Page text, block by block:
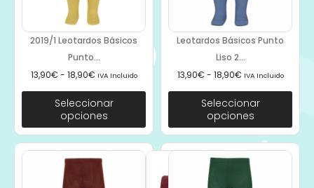
2019/1 Leotardos Básicos
Punto...
13,90€ - 18,90€ IVA Incluido
Seleccionar
opciones
Leotardos Básicos Punto
Liso 2...
13,90€ - 18,90€ IVA Incluido
Seleccionar
opciones